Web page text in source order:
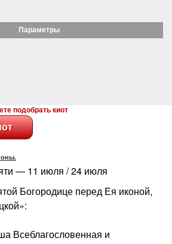
Параметры
подобрать киот
— 11 июля / 24 июля
Богородице перед Ея иконой,
Всеблагословенная и